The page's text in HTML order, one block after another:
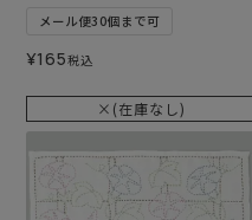
メール便30個まで可
¥165税込
×(在庫なし)